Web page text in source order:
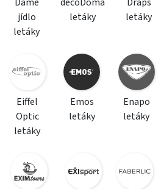
jídlo
letáky
letáky
letáky
Eiffel
Optic
letáky
Emos
letáky
Enapo
letáky